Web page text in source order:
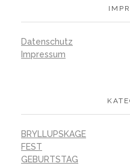
Datenschutz
Impressum
BRYLLUPSKAGE
FEST
GEBURTSTAG